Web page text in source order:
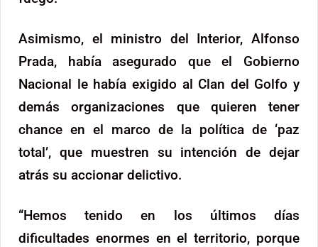
Asimismo, el ministro del Interior, Alfonso
Prada, había asegurado que el Gobierno
Nacional le había exigido al Clan del Golfo y
demás organizaciones que quieren tener
chance en el marco de la política de ‘paz
total’, que muestren su intención de dejar
atrás su accionar delictivo.
“Hemos tenido en los últimos días
dificultades enormes en el territorio, porque